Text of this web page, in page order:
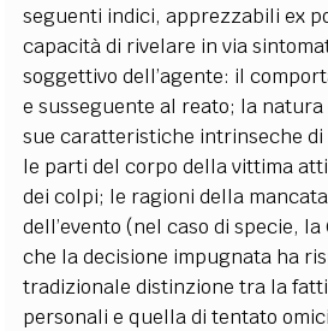
seguenti indici, apprezzabili ex
capacità di rivelare in via
soggettivo dell’agente: il
e susseguente al reato; la
sue caratteristiche intrinseche
le parti del corpo della vittima
dei colpi; le ragioni della
dell’evento (nel caso di specie,
che la decisione impugnata ha
tradizionale distinzione tra la
personali e quella di tentato